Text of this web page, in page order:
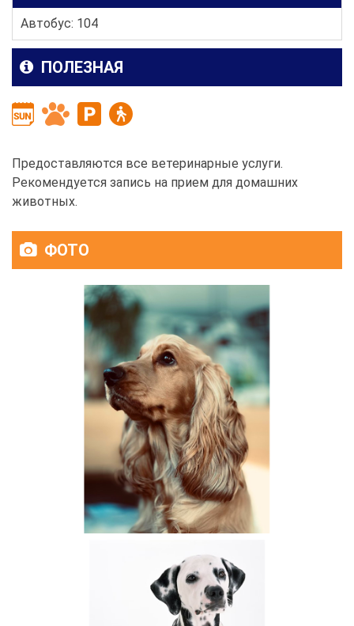
Автобус: 104
ПОЛЕЗНАЯ
Предоставляются все ветеринарные услуги.
Рекомендуется запись на прием для домашних
животных.
ФОТО